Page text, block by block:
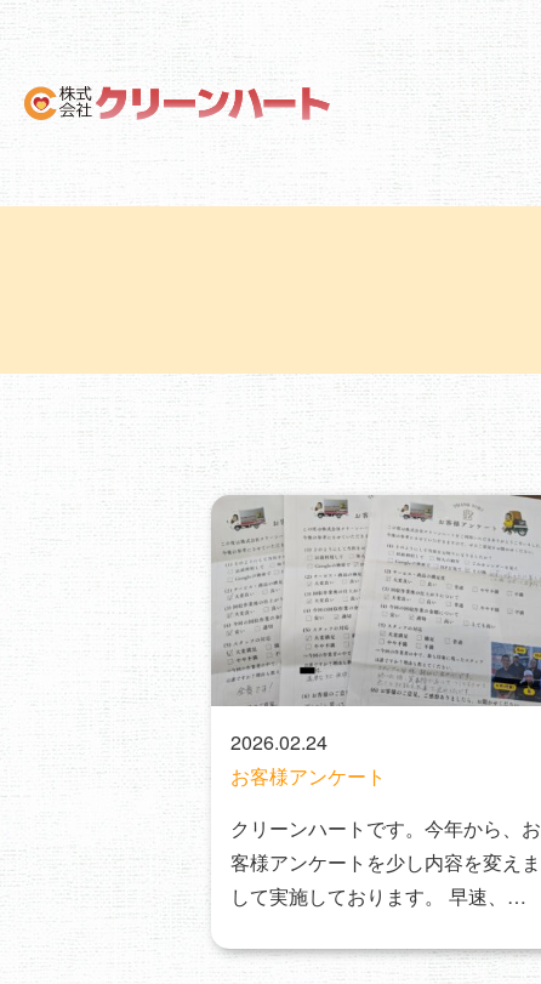
2026.02.24
お客様アンケート
クリーンハートです。今年から、お
客様アンケートを少し内容を変えま
して実施しております。 早速、お